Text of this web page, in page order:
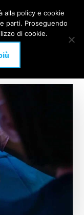
Menu
alla policy e cookie
parti. Proseguendo
di cookie.